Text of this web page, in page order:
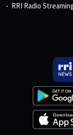
RRI Radio